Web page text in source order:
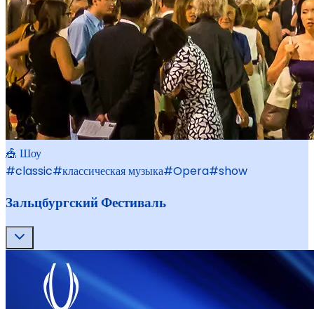
🎪 Шоу
#classic#классическая музыка#Opera#show
Зальцбургский Фестиваль